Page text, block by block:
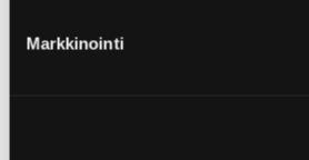
Markkinointi